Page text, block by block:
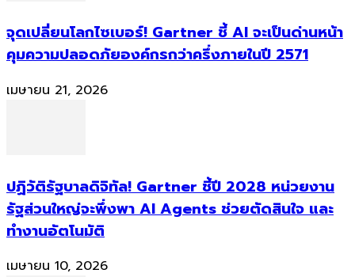
จุดเปลี่ยนโลกไซเบอร์! Gartner ชี้ AI จะเป็นด่านหน้า
คุมความปลอดภัยองค์กรกว่าครึ่งภายในปี 2571
เมษายน 21, 2026
ปฏิวัติรัฐบาลดิจิทัล! Gartner ชี้ปี 2028 หน่วยงาน
รัฐส่วนใหญ่จะพึ่งพา AI Agents ช่วยตัดสินใจ และ
ทำงานอัตโนมัติ
เมษายน 10, 2026